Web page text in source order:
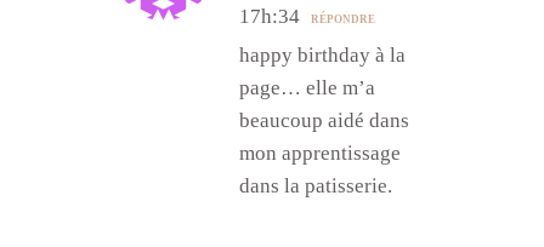
17h:34
RÉPONDRE
happy birthday à la
page… elle m’a
beaucoup aidé dans
mon apprentissage
dans la patisserie.